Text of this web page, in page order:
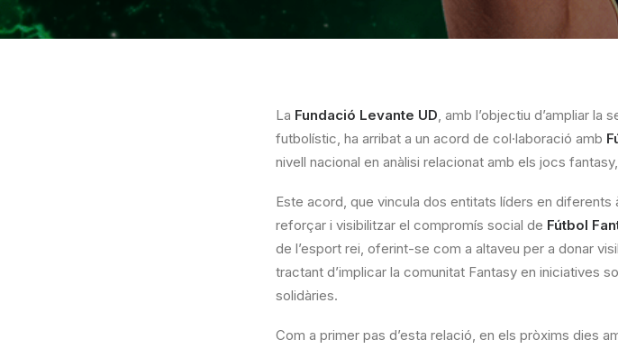
La Fundació Levante UD, amb l’objectiu d’ampliar
futbolístic, ha arribat a un acord de col·laboració amb
nivell nacional en anàlisi relacionat amb els jocs
Este acord, que vincula dos entitats líders en
reforçar i visibilitzar el compromís social de Fútbol
de l’esport rei, oferint-se com a altaveu per a donar
tractant d’implicar la comunitat Fantasy en iniciatives
solidàries.
Com a primer pas d’esta relació, en els pròxims dies